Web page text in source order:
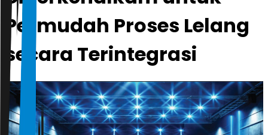
Permudah Proses Lelang
secara Terintegrasi